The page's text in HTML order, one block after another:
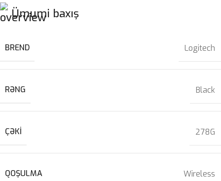
Ümumi baxış
BREND Logitech
RƏNG Black
ÇƏKI 278G
QOŞULMA Wireless